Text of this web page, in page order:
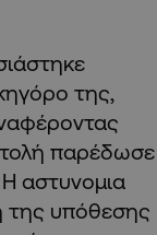
της,
παρέδωσε
αστυνομια
της υπόθεσης